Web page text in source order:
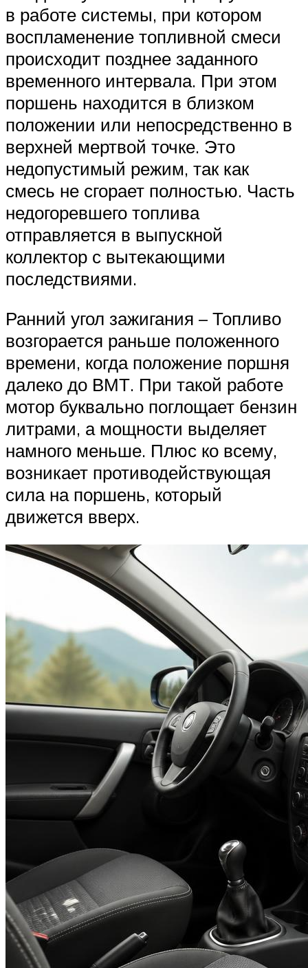
в работе системы, при котором
воспламенение топливной смеси
происходит позднее заданного
временного интервала. При этом
поршень находится в близком
положении или непосредственно в
верхней мертвой точке. Это
недопустимый режим, так как
смесь не сгорает полностью. Часть
недогоревшего топлива
отправляется в выпускной
коллектор с вытекающими
последствиями.
Ранний угол зажигания – Топливо
возгорается раньше положенного
времени, когда положение поршня
далеко до ВМТ. При такой работе
мотор буквально поглощает бензин
литрами, а мощности выделяет
намного меньше. Плюс ко всему,
возникает противодействующая
сила на поршень, который
движется вверх.